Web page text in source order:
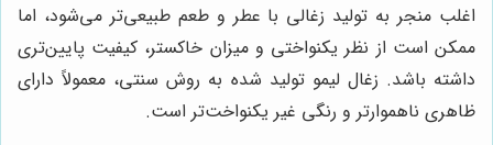
اغلب منجر به تولید زغالی با عطر و طعم طبیعی‌تر می‌شود، اما
ممکن است از نظر یکنواختی و میزان خاکستر، کیفیت پایین‌تری
داشته باشد. زغال لیمو تولید شده به روش سنتی، معمولاً دارای
ظاهری ناهموارتر و رنگی غیر یکنواخت‌تر است.